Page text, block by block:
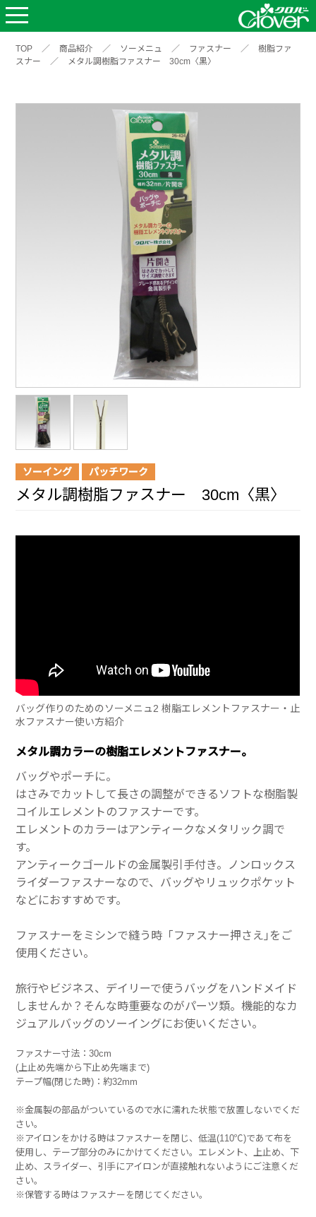
TOP ／ 商品紹介 ／ ソーメニュ ／ ファスナー ／
樹脂ファ
スナー
／ メタル調樹脂ファスナー 30cm〈黒〉
ソーイング パッチワーク
メタル調樹脂ファスナー 30cm〈黒〉
バッグ作りのためのソーメニュ2 樹脂エレメントファスナー・止
水ファスナー使い方紹介
メタル調カラーの樹脂エレメントファスナー。
バッグやポーチに。
はさみでカットして長さの調整ができるソフトな樹脂製
コイルエレメントのファスナーです。
エレメントのカラーはアンティークなメタリック調で
す。
アンティークゴールドの金属製引手付き。ノンロックス
ライダーファスナーなので、バッグやリュックポケット
などにおすすめです。
ファスナーをミシンで縫う時「ファスナー押さえ｣をご
使用ください。
旅行やビジネス、デイリーで使うバッグをハンドメイド
しませんか？そんな時重要なのがパーツ類。機能的なカ
ジュアルバッグのソーイングにお使いください。
ファスナー寸法：30cm
(上止め先端から下止め先端まで)
テープ幅(閉じた時)：約32mm
※金属製の部品がついているので水に濡れた状態で放置しないでくだ
さい。
※アイロンをかける時はファスナーを閉じ、低温(110℃)であて布を
使用し、テープ部分のみにかけてください。エレメント、上止め、下
止め、スライダー、引手にアイロンが直接触れないようにご注意くだ
さい。
※保管する時はファスナーを閉じてください。